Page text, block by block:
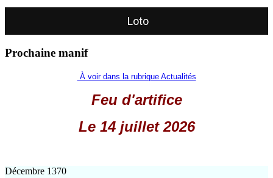
Loto
Prochaine manif
À voir dans la rubrique Actualités
Feu d'artifice
Le 14 juillet 2026
Décembre 1370